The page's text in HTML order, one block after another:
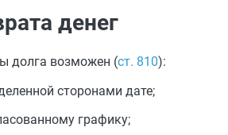
денег
долга возможен (ст. 810):
сторонами дате;
графику;